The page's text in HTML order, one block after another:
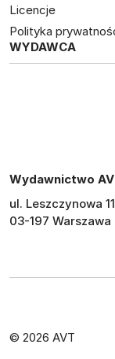
Licencje
Polityka
WYDAWCA
Wydawnictwo
ul. Leszczynowa 11
03-197 Warszawa
© 2026 AVT